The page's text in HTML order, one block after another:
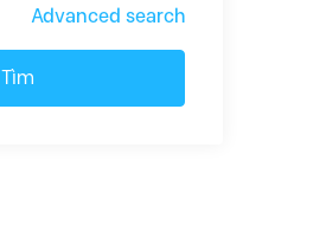
Advanced search
Tìm